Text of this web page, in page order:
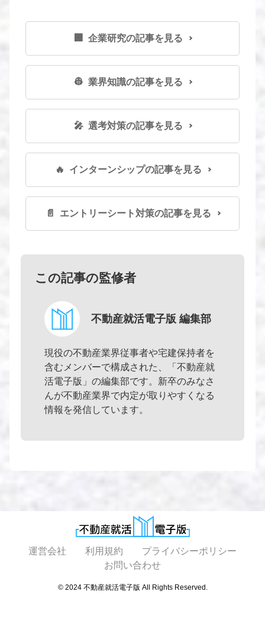
🏢 企業研究の記事を見る
👷 業界知識の記事を見る
🎤 選考対策の記事を見る
🔥 インターンシップの記事を見る
📄 エントリーシート対策の記事を見る
この記事の監修者
不動産就活電子版 編集部
現役の不動産業界従事者や宅建保持者を
含むメンバーで構成された、「不動産就
活電子版」の編集部です。新卒のみなさ
んが不動産業界で内定が取りやすくなる
情報を発信しています。
運営会社 利用規約
プライバシーポリシー
お問い合わせ
© 2024 不動産就活電子版 All Rights Reserved.